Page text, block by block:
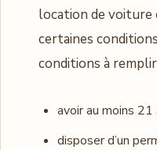
location de voiture
certaines
conditions à
avoir au moins 21
disposer d’un